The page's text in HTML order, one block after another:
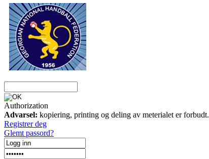
Authorization
Advarsel: kopiering, printing og deling av meterialet er forbudt.
Registrer deg
Glemt passord?